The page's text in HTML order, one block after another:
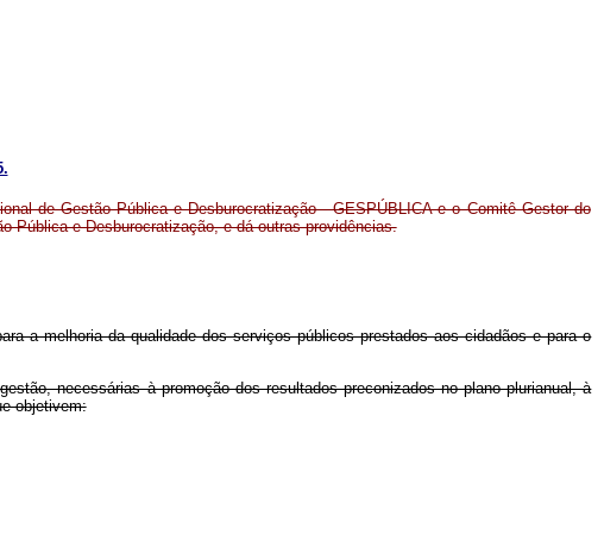
de Gestão Pública e Desburocratização - GESPÚBLICA e o Comitê Gestor do
Pública e Desburocratização, e dá outras providências.
a melhoria da qualidade dos serviços públicos prestados aos cidadãos e para o
necessárias à promoção dos resultados preconizados no plano plurianual, à
objetivem: